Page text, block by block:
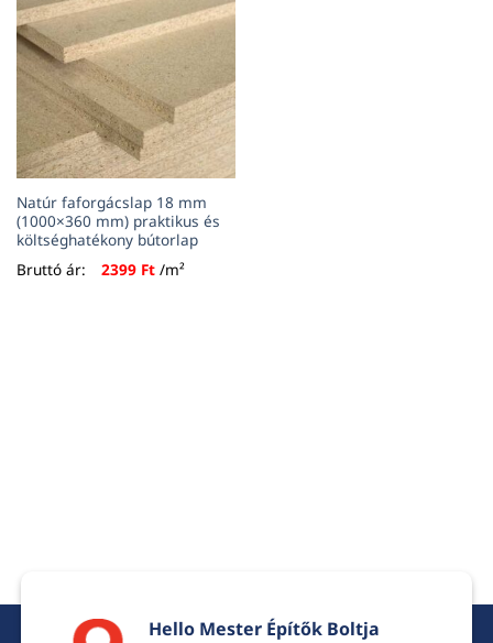
Natúr faforgácslap 18 mm
(1000×360 mm) praktikus és
költséghatékony bútorlap
Bruttó ár:
2399 Ft/m²
Hello Mester Építők Boltja